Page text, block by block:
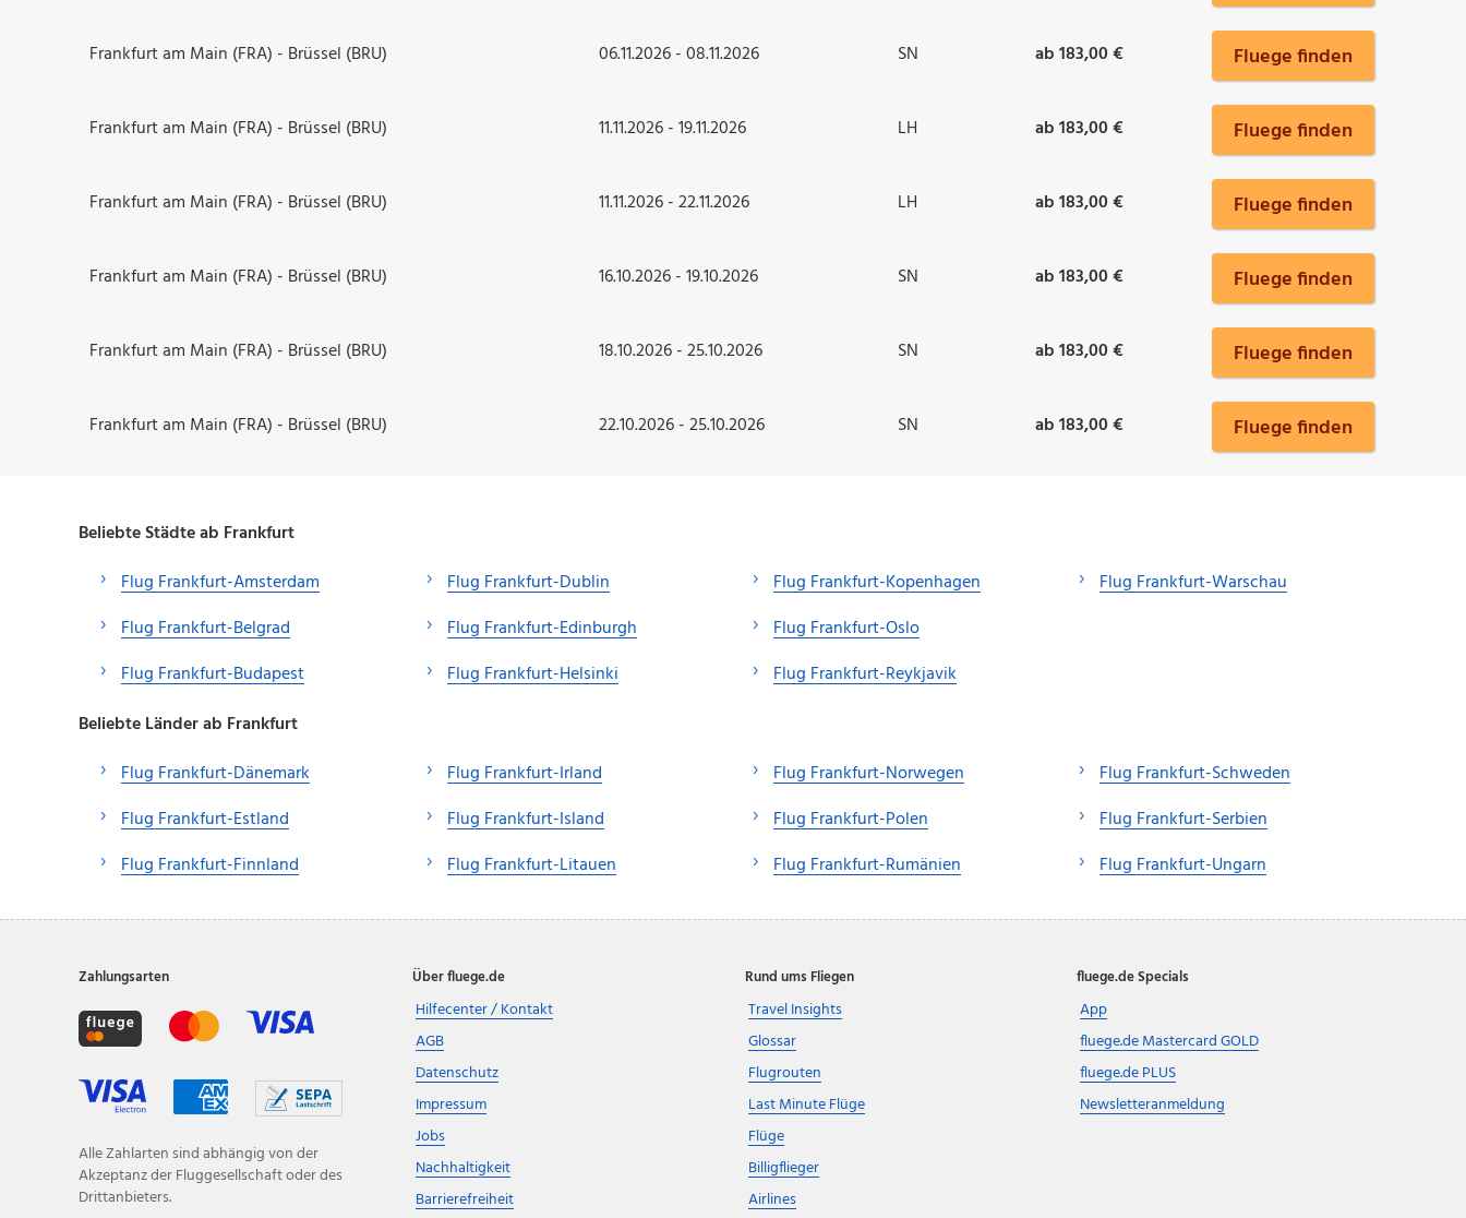
Frankfurt am Main (FRA) - Brüssel (BRU) 06.11.2026 - 08.11.2026 SN ab 183,00 € Fluege finden
Frankfurt am Main (FRA) - Brüssel (BRU) 11.11.2026 - 19.11.2026 LH ab 183,00 € Fluege finden
Frankfurt am Main (FRA) - Brüssel (BRU) 11.11.2026 - 22.11.2026 LH ab 183,00 € Fluege finden
Frankfurt am Main (FRA) - Brüssel (BRU) 16.10.2026 - 19.10.2026 SN ab 183,00 € Fluege finden
Frankfurt am Main (FRA) - Brüssel (BRU) 18.10.2026 - 25.10.2026 SN ab 183,00 € Fluege finden
Frankfurt am Main (FRA) - Brüssel (BRU) 22.10.2026 - 25.10.2026 SN ab 183,00 € Fluege finden
Beliebte Städte ab Frankfurt
Flug Frankfurt-Amsterdam
Flug Frankfurt-Belgrad
Flug Frankfurt-Budapest
Flug Frankfurt-Dublin
Flug Frankfurt-Edinburgh
Flug Frankfurt-Helsinki
Flug Frankfurt-Kopenhagen
Flug Frankfurt-Oslo
Flug Frankfurt-Reykjavik
Flug Frankfurt-Warschau
Beliebte Länder ab Frankfurt
Flug Frankfurt-Dänemark
Flug Frankfurt-Estland
Flug Frankfurt-Finnland
Flug Frankfurt-Irland
Flug Frankfurt-Island
Flug Frankfurt-Litauen
Flug Frankfurt-Norwegen
Flug Frankfurt-Polen
Flug Frankfurt-Rumänien
Flug Frankfurt-Schweden
Flug Frankfurt-Serbien
Flug Frankfurt-Ungarn